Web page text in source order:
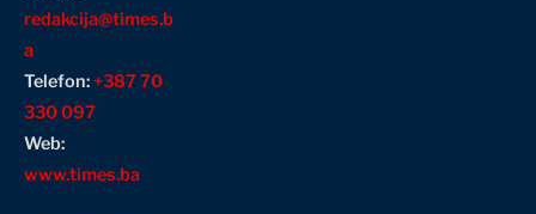
redakcija@times.b
a
Telefon:+387 70
330 097
Web:
www.times.ba